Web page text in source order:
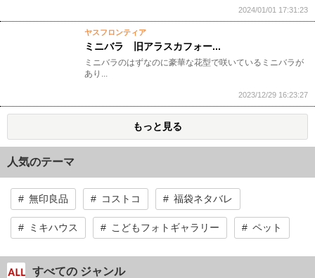
2024/01/01 17:31:23
ヤスフロンティア
ミニバラ 旧アラスカフォー...
ミニバラのはずなのに豪華な花型で咲いているミニバラが
あり...
2023/12/29 16:23:27
もっと見る
人気のテーマ
無印良品 コストコ 福袋ネタバレ
ミキハウス こどもフォトギャラリー ペット
すべての ジャンル